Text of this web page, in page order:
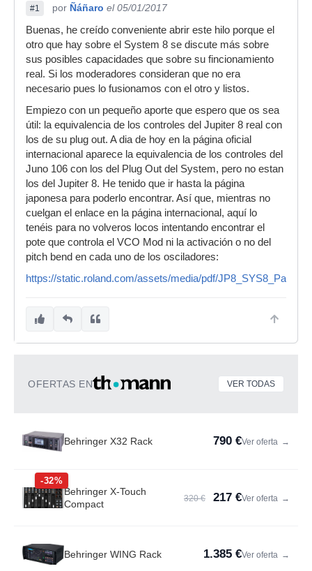
#1 por Ñáñaro el 05/01/2017
Buenas, he creído conveniente abrir este hilo porque el
otro que hay sobre el System 8 se discute más sobre
sus posibles capacidades que sobre su fincionamiento
real. Si los moderadores consideran que no era
necesario pues lo fusionamos con el otro y listos.
Empiezo con un pequeño aporte que espero que os sea
útil: la equivalencia de los controles del Jupiter 8 real con
los de su plug out. A dia de hoy en la página oficial
internacional aparece la equivalencia de los controles del
Juno 106 con los del Plug Out del System, pero no estan
los del Jupiter 8. He tenido que ir hasta la página
japonesa para poderlo encontrar. Así que, mientras no
cuelgan el enlace en la página internacional, aquí lo
tenéis para no volveros locos intentando encontrar el
pote que controla el VCO Mod ni la activación o no del
pitch bend en cada uno de los osciladores:
https://static.roland.com/assets/media/pdf/
OFERTAS EN VER TODAS
Behringer X32 Rack 790 €Ver oferta →
-32%
Behringer X-Touch
Compact
320 € 217 €Ver oferta →
Behringer WING Rack 1.385 €Ver oferta →